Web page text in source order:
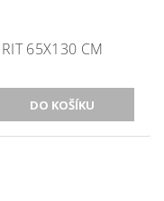
65X130 CM